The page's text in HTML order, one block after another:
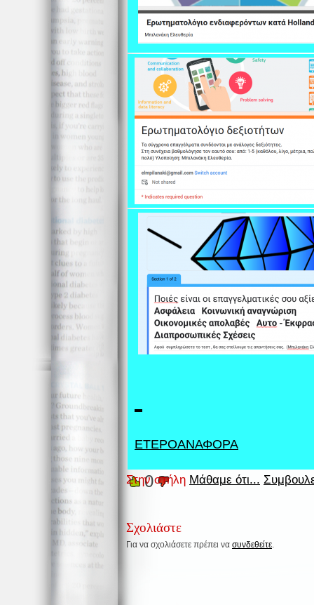
ΕΤΕΡΟΑΝΑΦΟΡΑ
Στην στήλη Μάθαμε ότι...
0
Σχολιάστε
Για να σχολιάσετε πρέπει να συνδεθείτε